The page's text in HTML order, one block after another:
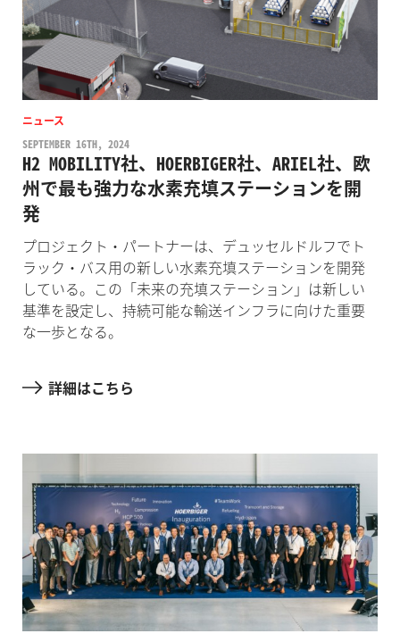
ニュース
SEPTEMBER 16TH, 2024
H2 MOBILITY社、HOERBIGER社、ARIEL社、欧
州で最も強力な水素充填ステーションを開
発
プロジェクト・パートナーは、デュッセルドルフでト
ラック・バス用の新しい水素充填ステーションを開発
している。この「未来の充填ステーション」は新しい
基準を設定し、持続可能な輸送インフラに向けた重要
な一歩となる。
詳細はこちら